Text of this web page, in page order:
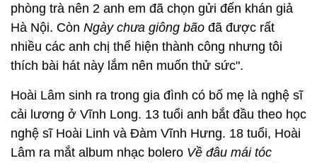
phòng trà nên 2 anh em đã chọn gửi đến khán giả
Hà Nội. Còn Ngày chưa giông bão đã được rất
nhiều các anh chị thể hiện thành công nhưng tôi
thích bài hát này lắm nên muốn thử sức".
Hoài Lâm sinh ra trong gia đình có bố mẹ là nghệ sĩ
cải lương ở Vĩnh Long. 13 tuổi anh bắt đầu theo học
nghệ sĩ Hoài Linh và Đàm Vĩnh Hưng. 18 tuổi, Hoài
Lâm ra mắt album nhạc bolero Về đâu mái tóc